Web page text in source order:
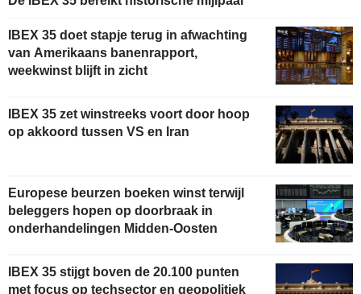
IBEX 35 doet stapje terug in afwachting
van Amerikaans banenrapport,
weekwinst blijft in zicht
IBEX 35 zet winstreeks voort door hoop
op akkoord tussen VS en Iran
Europese beurzen boeken winst terwijl
beleggers hopen op doorbraak in
onderhandelingen Midden-Oosten
IBEX 35 stijgt boven de 20.100 punten
met focus op techsector en geopolitiek